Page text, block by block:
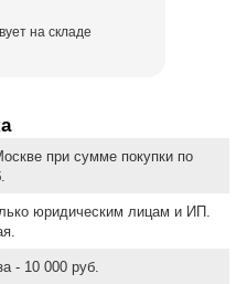
на складе
при сумме покупки по
юридическим лицам и ИП.
- 10 000 руб.